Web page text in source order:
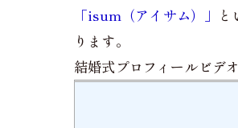
「isum（アイサム）」
ります。
結婚式プロフィールビデ